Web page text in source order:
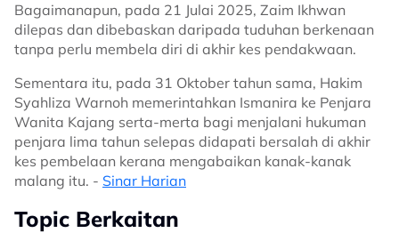
Bagaimanapun, pada 21 Julai 2025, Zaim Ikhwan
dilepas dan dibebaskan daripada tuduhan berkenaan
tanpa perlu membela diri di akhir kes pendakwaan.
Sementara itu, pada 31 Oktober tahun sama, Hakim
Syahliza Warnoh memerintahkan Ismanira ke Penjara
Wanita Kajang serta-merta bagi menjalani hukuman
penjara lima tahun selepas didapati bersalah di akhir
kes pembelaan kerana mengabaikan kanak-kanak
malang itu. - Sinar Harian
Topic Berkaitan